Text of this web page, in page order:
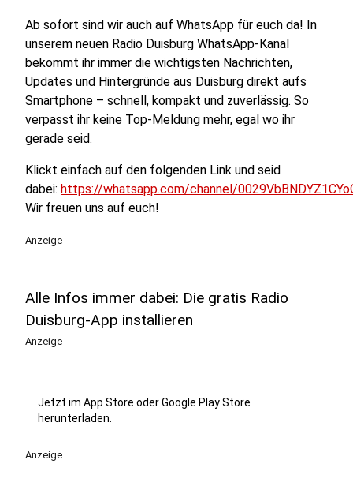
Ab sofort sind wir auch auf WhatsApp für euch da! In
unserem neuen Radio Duisburg WhatsApp-Kanal
bekommt ihr immer die wichtigsten Nachrichten,
Updates und Hintergründe aus Duisburg direkt aufs
Smartphone – schnell, kompakt und zuverlässig. So
verpasst ihr keine Top-Meldung mehr, egal wo ihr
gerade seid.
Klickt einfach auf den folgenden Link und seid
dabei: https://whatsapp.com/channel/
Wir freuen uns auf euch!
Anzeige
Alle Infos immer dabei: Die gratis Radio
Duisburg-App installieren
Anzeige
Jetzt im App Store oder Google Play Store
herunterladen.
Anzeige